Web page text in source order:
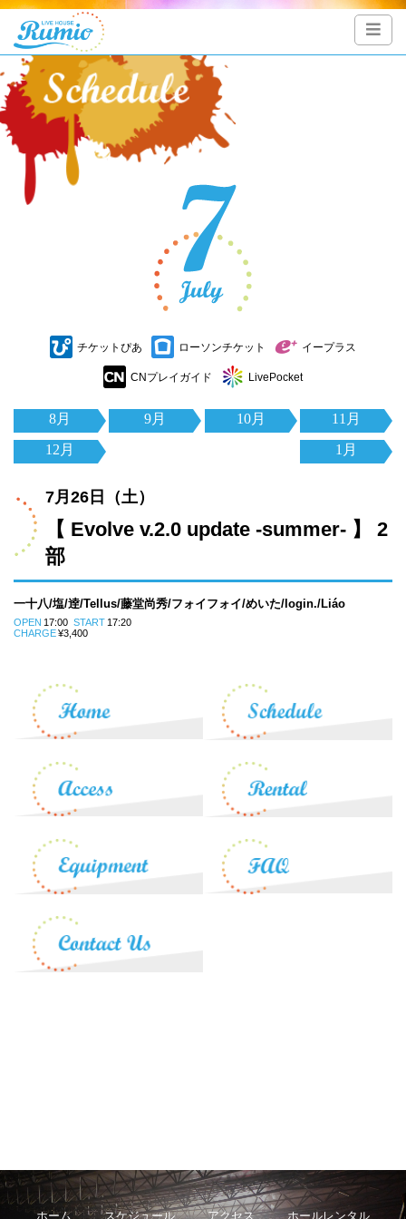
チケットぴあ ローソンチケット イープラス
CNプレイガイド LivePocket
8月 9月 10月
11月
12月
1月
7月26日（土）
【 Evolve v.2.0 update -summer- 】 2
部
一十八/塩/逹/Tellus/藤堂尚秀/フォイフォイ/めいた/login./Liáo
OPEN 17:00 START 17:20
CHARGE¥3,400
ホーム スケジュール アクセス ホールレンタル